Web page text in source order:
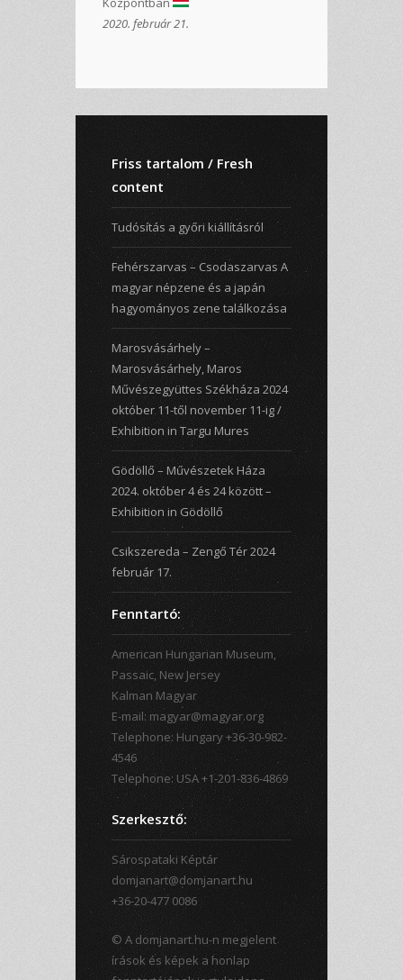
2020. február 21.
Friss tartalom / Fresh
content
Tudósítás a győri kiállításról
Fehérszarvas – Csodaszarvas A
magyar népzene és a japán
hagyományos zene találkozása
Marosvásárhely –
Marosvásárhely, Maros
Művészegyüttes Székháza 2024
október 11-től november 11-ig /
Exhibition in Targu Mures
Gödöllő – Művészetek Háza
2024. október 4 és 24 között –
Exhibition in Gödöllő
Csikszereda – Zengő Tér 2024
február 17.
Fenntartó:
American Hungarian Museum,
Passaic, New Jersey
Kalman Magyar
E-mail: magyar@magyar.org
Telephone: Hungary +36-30-982-
4546
Telephone: USA +1-201-836-4869
Szerkesztő:
Sárospataki Képtár
domjanart@domjanart.hu
+36-20-477 0086
© A domjanart.hu-n megjelent
írások és képek a honlap